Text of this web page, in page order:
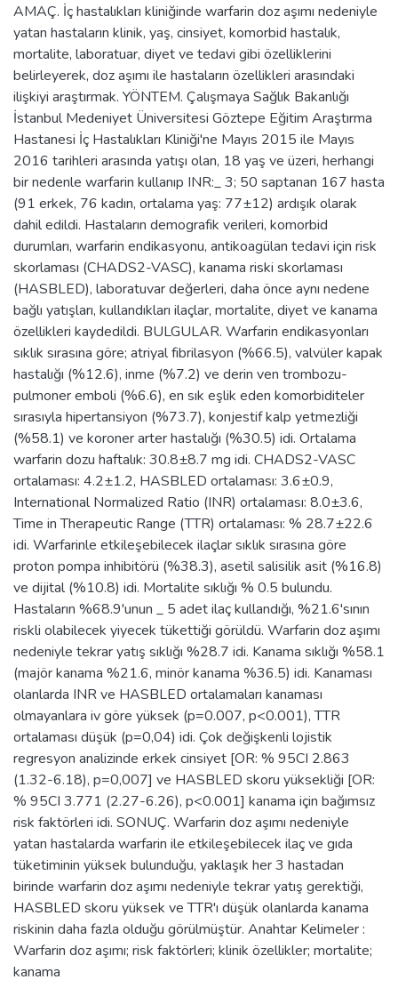
AMAÇ. İç hastalıkları kliniğinde warfarin doz aşımı nedeniyle
yatan hastaların klinik, yaş, cinsiyet, komorbid hastalık,
mortalite, laboratuar, diyet ve tedavi gibi özelliklerini
belirleyerek, doz aşımı ile hastaların özellikleri arasındaki
ilişkiyi araştırmak. YÖNTEM. Çalışmaya Sağlık Bakanlığı
İstanbul Medeniyet Üniversitesi Göztepe Eğitim Araştırma
Hastanesi İç Hastalıkları Kliniği'ne Mayıs 2015 ile Mayıs
2016 tarihleri arasında yatışı olan, 18 yaş ve üzeri, herhangi
bir nedenle warfarin kullanıp INR:_ 3; 50 saptanan 167 hasta
(91 erkek, 76 kadın, ortalama yaş: 77±12) ardışık olarak
dahil edildi. Hastaların demografik verileri, komorbid
durumları, warfarin endikasyonu, antikoagülan tedavi için risk
skorlaması (CHADS2-VASC), kanama riski skorlaması
(HASBLED), laboratuvar değerleri, daha önce aynı nedene
bağlı yatışları, kullandıkları ilaçlar, mortalite, diyet ve kanama
özellikleri kaydedildi. BULGULAR. Warfarin endikasyonları
sıklık sırasına göre; atriyal fibrilasyon (%66.5), valvüler kapak
hastalığı (%12.6), inme (%7.2) ve derin ven trombozu-
pulmoner emboli (%6.6), en sık eşlik eden komorbiditeler
sırasıyla hipertansiyon (%73.7), konjestif kalp yetmezliği
(%58.1) ve koroner arter hastalığı (%30.5) idi. Ortalama
warfarin dozu haftalık: 30.8±8.7 mg idi. CHADS2-VASC
ortalaması: 4.2±1.2, HASBLED ortalaması: 3.6±0.9,
International Normalized Ratio (INR) ortalaması: 8.0±3.6,
Time in Therapeutic Range (TTR) ortalaması: % 28.7±22.6
idi. Warfarinle etkileşebilecek ilaçlar sıklık sırasına göre
proton pompa inhibitörü (%38.3), asetil salisilik asit (%16.8)
ve dijital (%10.8) idi. Mortalite sıklığı % 0.5 bulundu.
Hastaların %68.9'unun _ 5 adet ilaç kullandığı, %21.6'sının
riskli olabilecek yiyecek tükettiği görüldü. Warfarin doz aşımı
nedeniyle tekrar yatış sıklığı %28.7 idi. Kanama sıklığı %58.1
(majör kanama %21.6, minör kanama %36.5) idi. Kanaması
olanlarda INR ve HASBLED ortalamaları kanaması
olmayanlara iv göre yüksek (p=0.007, p<0.001), TTR
ortalaması düşük (p=0,04) idi. Çok değişkenli lojistik
regresyon analizinde erkek cinsiyet [OR: % 95CI 2.863
(1.32-6.18), p=0,007] ve HASBLED skoru yüksekliği [OR:
% 95CI 3.771 (2.27-6.26), p<0.001] kanama için bağımsız
risk faktörleri idi. SONUÇ. Warfarin doz aşımı nedeniyle
yatan hastalarda warfarin ile etkileşebilecek ilaç ve gıda
tüketiminin yüksek bulunduğu, yaklaşık her 3 hastadan
birinde warfarin doz aşımı nedeniyle tekrar yatış gerektiği,
HASBLED skoru yüksek ve TTR'ı düşük olanlarda kanama
riskinin daha fazla olduğu görülmüştür. Anahtar Kelimeler :
Warfarin doz aşımı; risk faktörleri; klinik özellikler; mortalite;
kanama